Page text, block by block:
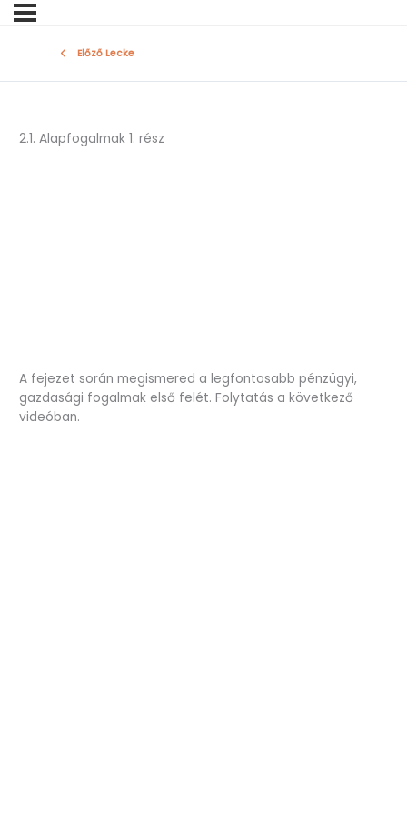
Előző Lecke
2.1. Alapfogalmak 1. rész
A fejezet során megismered a legfontosabb pénzügyi,
gazdasági fogalmak első felét. Folytatás a következő
videóban.